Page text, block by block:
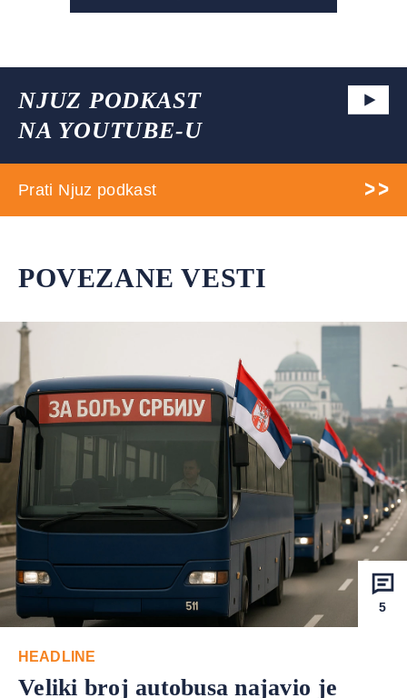
NJUZ PODKAST
NA YOUTUBE-U
Prati Njuz podkast
POVEZANE VESTI
5
HEADLINE
Veliki broj autobusa najavio je